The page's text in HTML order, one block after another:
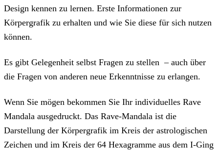
Design kennen zu lernen. Erste Informationen zur
Körpergrafik zu erhalten und wie Sie diese für sich nutzen
können.
Es gibt Gelegenheit selbst Fragen zu stellen – auch über
die Fragen von anderen neue Erkenntnisse zu erlangen.
Wenn Sie mögen bekommen Sie Ihr individuelles Rave
Mandala ausgedruckt. Das Rave-Mandala ist die
Darstellung der Körpergrafik im Kreis der astrologischen
Zeichen und im Kreis der 64 Hexagramme aus dem I-Ging